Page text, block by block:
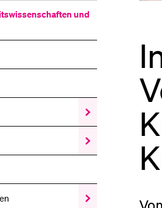
und
Zeige
das
Veranstaltungen
Untermenü
Zeige
das
Fakultät
Untermenü
Zeige